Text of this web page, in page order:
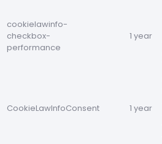
cookielawinfo-
checkbox-
performance
1 year
CookieLawInfoConsent 1 year